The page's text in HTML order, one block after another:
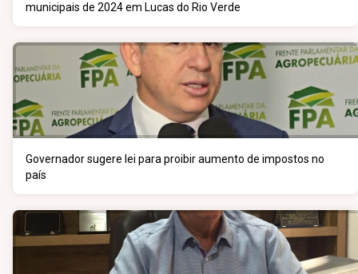
municipais de 2024 em Lucas do Rio Verde
Governador sugere lei para proibir aumento de impostos no
país